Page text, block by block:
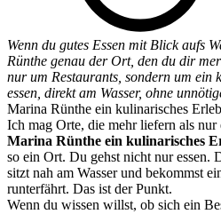
Wenn du gutes Essen mit Blick aufs
Rünthe genau der Ort, den du dir
nur um Restaurants, sondern um ein
essen, direkt am Wasser, ohne
Marina Rünthe ein kulinarisches
Ich mag Orte, die mehr liefern als
Marina Rünthe ein kulinarisches
so ein Ort. Du gehst nicht nur essen.
sitzt nah am Wasser und bekommst
runterfährt. Das ist der Punkt.
Wenn du wissen willst, ob sich ein